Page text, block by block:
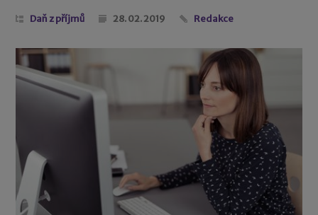
Daň z příjmů 28. 02. 2019 Redakce